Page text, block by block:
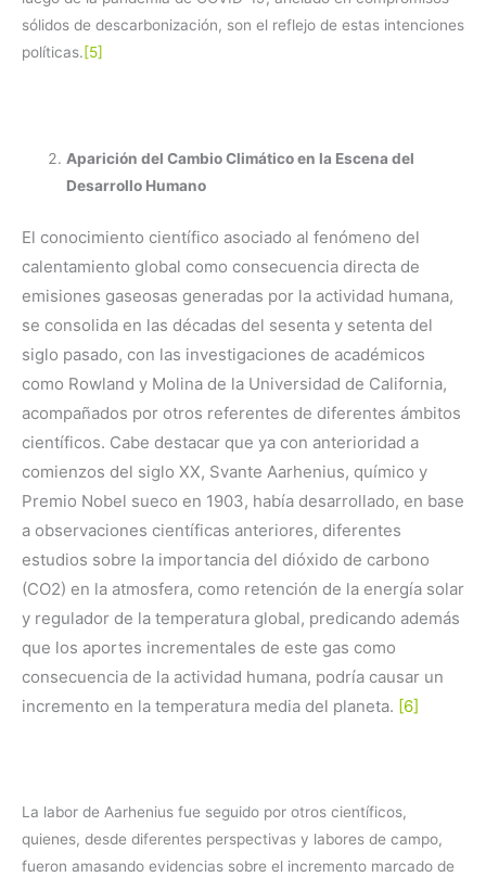
sólidos de descarbonización, son el reflejo de estas intenciones
políticas.[5]
Aparición del Cambio Climático en la Escena del
Desarrollo Humano
El conocimiento científico asociado al fenómeno del
calentamiento global como consecuencia directa de
emisiones gaseosas generadas por la actividad humana,
se consolida en las décadas del sesenta y setenta del
siglo pasado, con las investigaciones de académicos
como Rowland y Molina de la Universidad de California,
acompañados por otros referentes de diferentes ámbitos
científicos. Cabe destacar que ya con anterioridad a
comienzos del siglo XX, Svante Aarhenius, químico y
Premio Nobel sueco en 1903, había desarrollado, en base
a observaciones científicas anteriores, diferentes
estudios sobre la importancia del dióxido de carbono
(CO2) en la atmosfera, como retención de la energía solar
y regulador de la temperatura global, predicando además
que los aportes incrementales de este gas como
consecuencia de la actividad humana, podría causar un
incremento en la temperatura media del planeta. [6]
La labor de Aarhenius fue seguido por otros científicos,
quienes, desde diferentes perspectivas y labores de campo,
fueron amasando evidencias sobre el incremento marcado de